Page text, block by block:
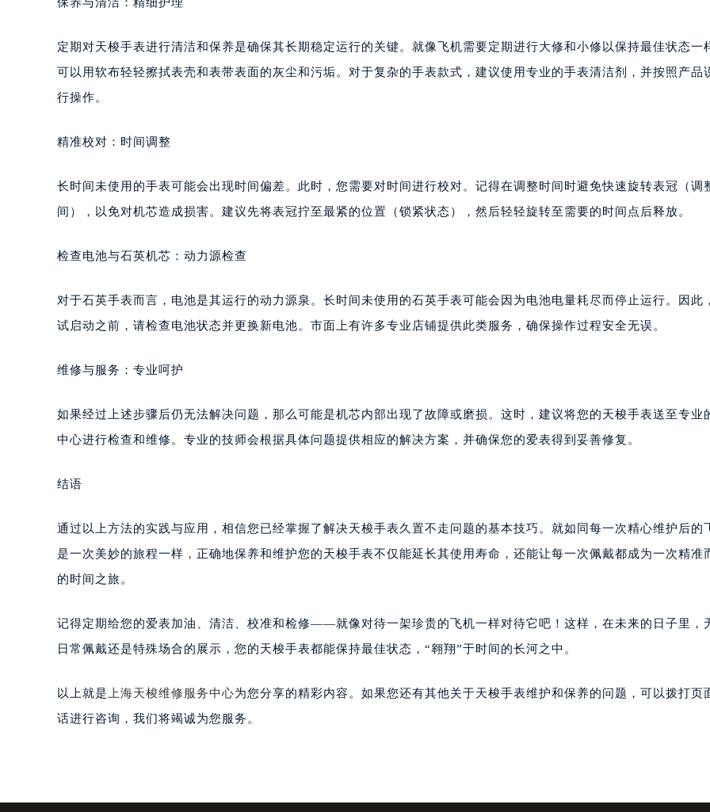
定期对天梭手表进行清洁和保养是确保其长期稳定运行的关键。就像飞机需要定期进行大修和小修以保持最佳状态一
可以用软布轻轻擦拭表壳和表带表面的灰尘和污垢。对于复杂的手表款式，建议使用专业的手表清洁剂，并按照产品
行操作。
精准校对：时间调整
长时间未使用的手表可能会出现时间偏差。此时，您需要对时间进行校对。记得在调整时间时避免快速旋转表冠（调
间），以免对机芯造成损害。建议先将表冠拧至最紧的位置（锁紧状态），然后轻轻旋转至需要的时间点后释放。
检查电池与石英机芯：动力源检查
对于石英手表而言，电池是其运行的动力源泉。长时间未使用的石英手表可能会因为电池电量耗尽而停止运行。因此
试启动之前，请检查电池状态并更换新电池。市面上有许多专业店铺提供此类服务，确保操作过程安全无误。
维修与服务：专业呵护
如果经过上述步骤后仍无法解决问题，那么可能是机芯内部出现了故障或磨损。这时，建议将您的天梭手表送至专业
中心进行检查和维修。专业的技师会根据具体问题提供相应的解决方案，并确保您的爱表得到妥善修复。
结语
通过以上方法的实践与应用，相信您已经掌握了解决天梭手表久置不走问题的基本技巧。就如同每一次精心维护后的
是一次美妙的旅程一样，正确地保养和维护您的天梭手表不仅能延长其使用寿命，还能让每一次佩戴都成为一次精准
的时间之旅。
记得定期给您的爱表加油、清洁、校准和检修——就像对待一架珍贵的飞机一样对待它吧！这样，在未来的日子里，
日常佩戴还是特殊场合的展示，您的天梭手表都能保持最佳状态，“翱翔”于时间的长河之中。
以上就是 上海天梭维修服务中心为您分享的精彩内容。如果您还有其他关于天梭手表维护和保养的问题，可以拨打页
话进行咨询，我们将竭诚为您服务。